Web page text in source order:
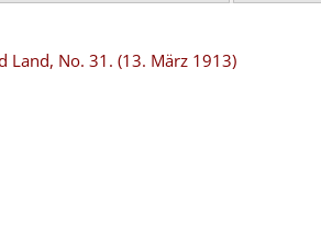
Land, No. 31. (13. März 1913)